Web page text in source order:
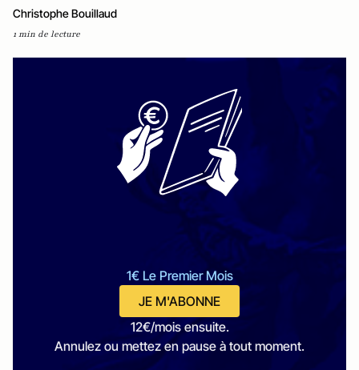
Christophe Bouillaud
1 min de lecture
1€ Le Premier Mois
JE M'ABONNE
12€/mois ensuite.
Annulez ou mettez en pause à tout moment.